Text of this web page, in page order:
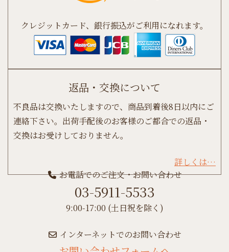
クレジットカード、銀行振込がご利用になれます。
返品・交換について
不良品は交換いたしますので、商品到着後8日以内にご
連絡下さい。出荷手配後のお客様のご都合での返品・
交換はお受けしておりません。
詳しくは…
お電話でのご注文・お問い合わせ
03-5911-5533
9:00-17:00 (土日祝を除く)
インターネットでのお問い合わせ